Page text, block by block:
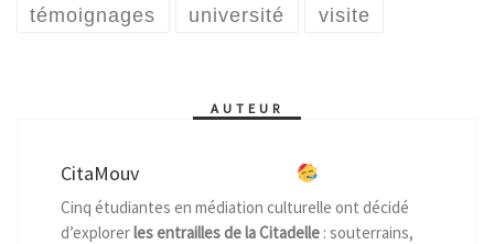
témoignages université visite
AUTEUR
CitaMouv
Cinq étudiantes en médiation culturelle ont décidé
d’explorerles entrailles de la Citadelle: souterrains,